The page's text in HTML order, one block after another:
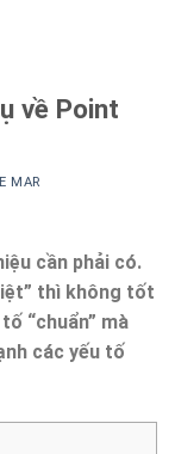
về Point
MAR
cần phải có.
thì không tốt
“chuẩn” mà
các yếu tố